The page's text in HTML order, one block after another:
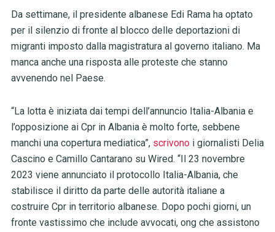
Da settimane, il presidente albanese Edi Rama ha optato
per il silenzio di fronte al blocco delle deportazioni di
migranti imposto dalla magistratura al governo italiano. Ma
manca anche una risposta alle proteste che stanno
avvenendo nel Paese.
“La lotta è iniziata dai tempi dell’annuncio Italia-Albania e
l’opposizione ai Cpr in Albania è molto forte, sebbene
manchi una copertura mediatica”, scrivonoi giornalisti Delia
Cascino e Camillo Cantarano su Wired. “Il 23 novembre
2023 viene annunciato il protocollo Italia-Albania, che
stabilisce il diritto da parte delle autorità italiane a
costruire Cpr in territorio albanese. Dopo pochi giorni, un
fronte vastissimo che include avvocati, ong che assistono